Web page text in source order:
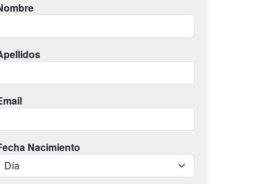
Nacimiento